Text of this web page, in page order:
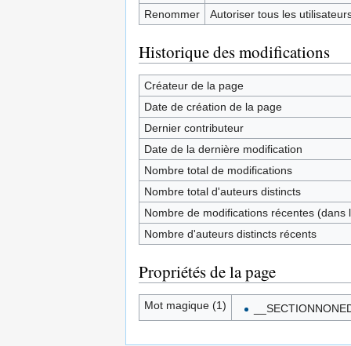
Renommer
Autoriser tous les
Historique des modifications
Créateur de la page
Date de création de la page
Dernier contributeur
Date de la dernière modification
Nombre total de modifications
Nombre total d'auteurs distincts
Nombre de modifications récentes (dans
Nombre d'auteurs distincts récents
Propriétés de la page
Mot magique (1)